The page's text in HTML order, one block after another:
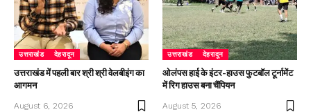
उत्तराखंड देहरादून
उत्तराखंड में पहली बार श्री श्री वेलबीइंग का
आगमन
August 6, 2026
उत्तराखंड देहरादून
ओलंपस हाई के इंटर-हाउस फुटबॉल टूर्नामेंट
में रिग हाउस बना चैंपियन
August 5, 2026